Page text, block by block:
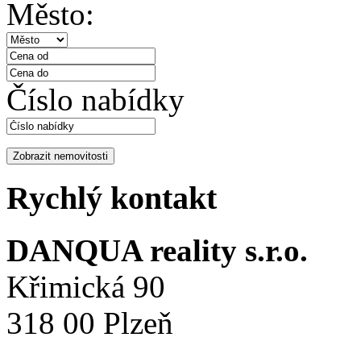
Město:
Číslo nabídky
Rychlý kontakt
DANQUA reality s.r.o.
Křimická 90
318 00 Plzeň